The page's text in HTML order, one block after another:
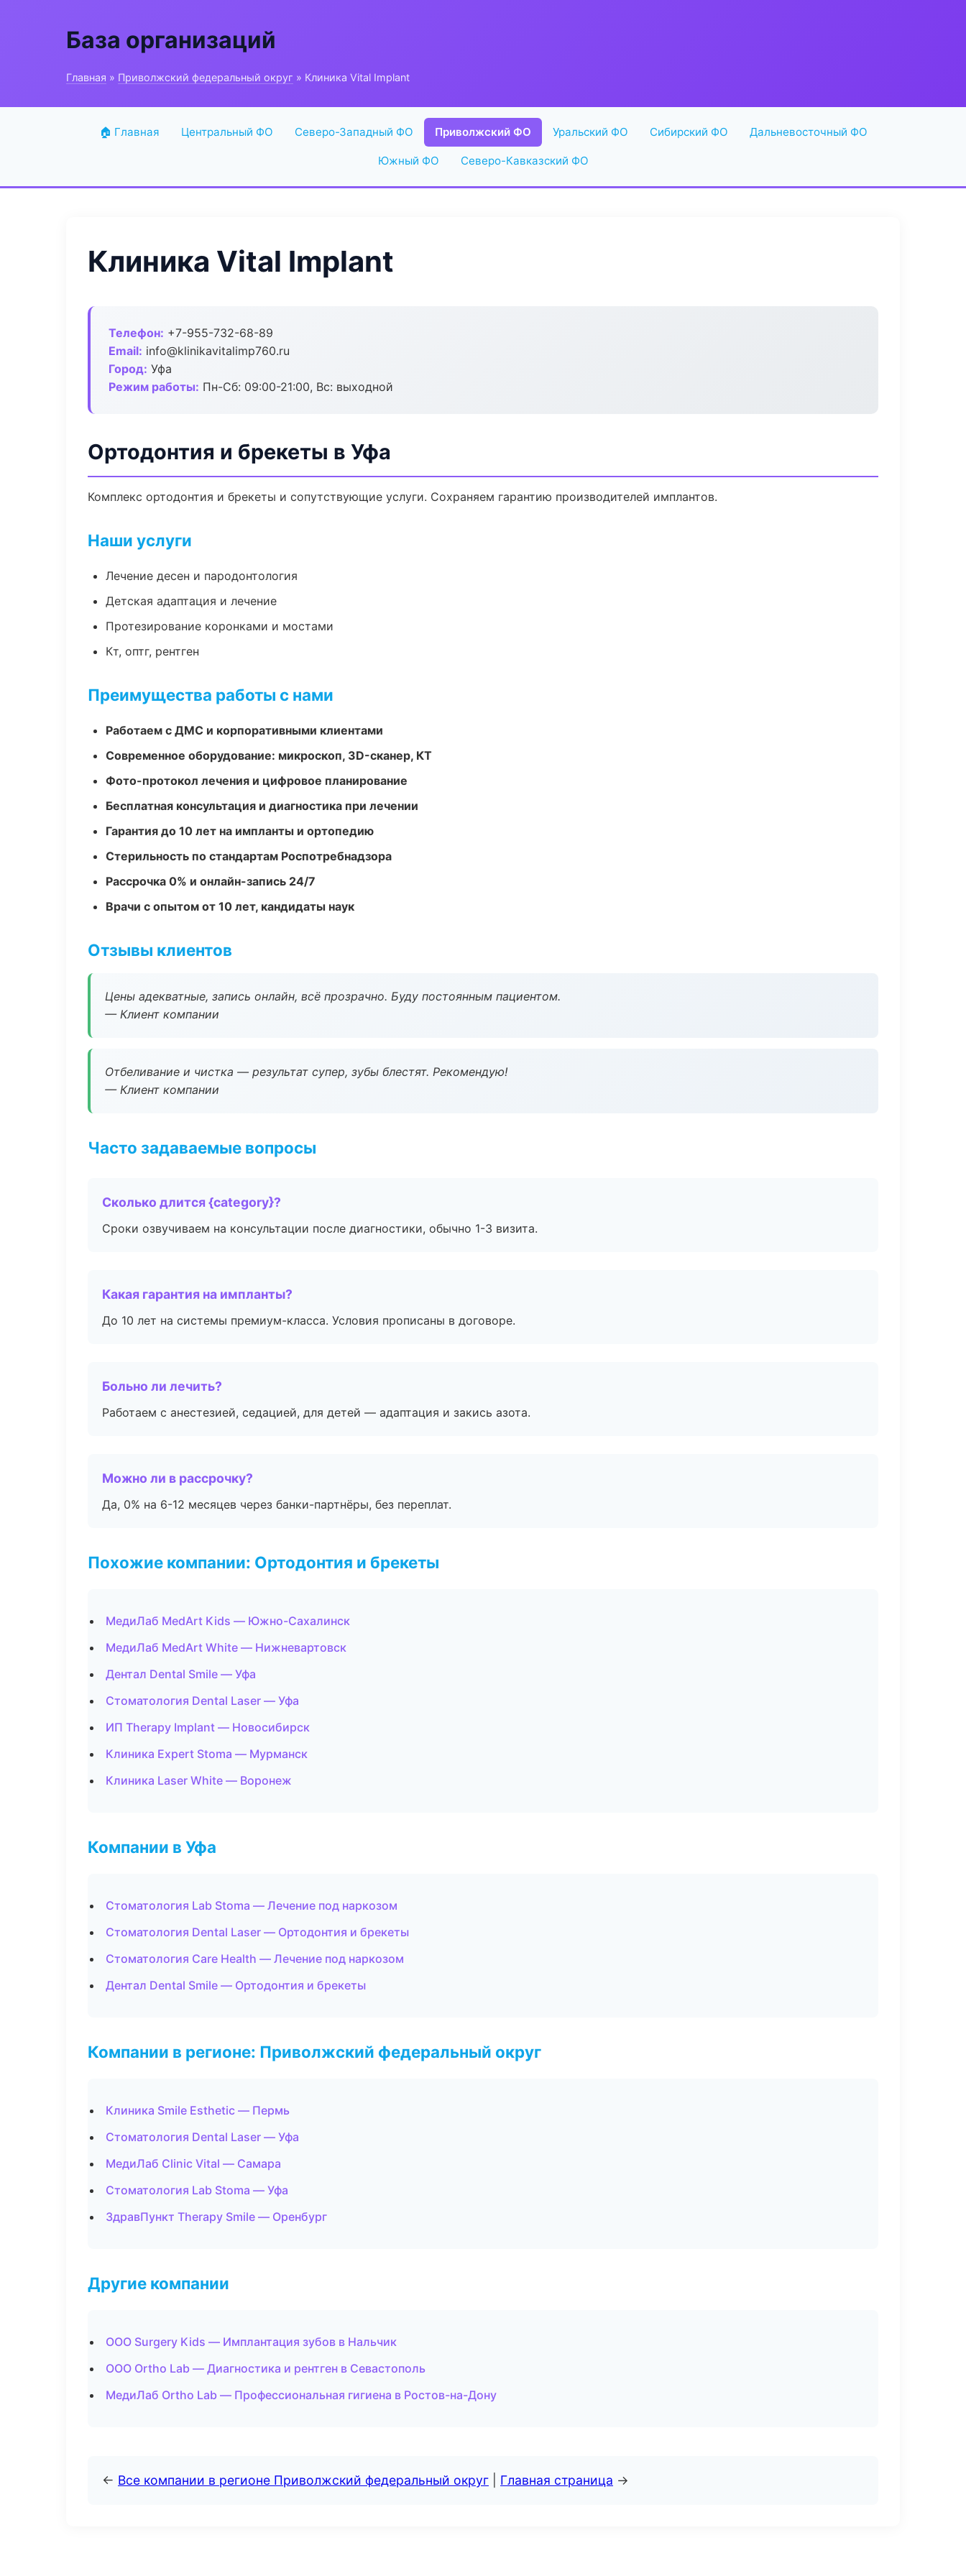
База организаций
Главная » Приволжский федеральный округ » Клиника Vital Implant
🏠 Главная Центральный ФО Северо-Западный ФО Приволжский ФО Уральский ФО Сибирский ФО Дальневосточный ФО
Южный ФО Северо-Кавказский ФО
Клиника Vital Implant
Телефон: +7-955-732-68-89
Email: info@klinikavitalimp760.ru
Город: Уфа
Режим работы: Пн-Сб: 09:00-21:00, Вс: выходной
Ортодонтия и брекеты в Уфа
Комплекс ортодонтия и брекеты и сопутствующие услуги. Сохраняем гарантию производителей имплантов.
Наши услуги
Лечение десен и пародонтология
Детская адаптация и лечение
Протезирование коронками и мостами
Кт, оптг, рентген
Преимущества работы с нами
Работаем с ДМС и корпоративными клиентами
Современное оборудование: микроскоп, 3D-сканер, КТ
Фото-протокол лечения и цифровое планирование
Бесплатная консультация и диагностика при лечении
Гарантия до 10 лет на импланты и ортопедию
Стерильность по стандартам Роспотребнадзора
Рассрочка 0% и онлайн-запись 24/7
Врачи с опытом от 10 лет, кандидаты наук
Отзывы клиентов
Цены адекватные, запись онлайн, всё прозрачно. Буду постоянным пациентом.
— Клиент компании
Отбеливание и чистка — результат супер, зубы блестят. Рекомендую!
— Клиент компании
Часто задаваемые вопросы
Сколько длится {category}?
Сроки озвучиваем на консультации после диагностики, обычно 1-3 визита.
Какая гарантия на импланты?
До 10 лет на системы премиум-класса. Условия прописаны в договоре.
Больно ли лечить?
Работаем с анестезией, седацией, для детей — адаптация и закись азота.
Можно ли в рассрочку?
Да, 0% на 6-12 месяцев через банки-партнёры, без переплат.
Похожие компании: Ортодонтия и брекеты
МедиЛаб MedArt Kids — Южно-Сахалинск
МедиЛаб MedArt White — Нижневартовск
Дентал Dental Smile — Уфа
Стоматология Dental Laser — Уфа
ИП Therapy Implant — Новосибирск
Клиника Expert Stoma — Мурманск
Клиника Laser White — Воронеж
Компании в Уфа
Стоматология Lab Stoma — Лечение под наркозом
Стоматология Dental Laser — Ортодонтия и брекеты
Стоматология Care Health — Лечение под наркозом
Дентал Dental Smile — Ортодонтия и брекеты
Компании в регионе: Приволжский федеральный округ
Клиника Smile Esthetic — Пермь
Стоматология Dental Laser — Уфа
МедиЛаб Clinic Vital — Самара
Стоматология Lab Stoma — Уфа
ЗдравПункт Therapy Smile — Оренбург
Другие компании
ООО Surgery Kids — Имплантация зубов в Нальчик
ООО Ortho Lab — Диагностика и рентген в Севастополь
МедиЛаб Ortho Lab — Профессиональная гигиена в Ростов-на-Дону
← Все компании в регионе Приволжский федеральный округ Главная страница →